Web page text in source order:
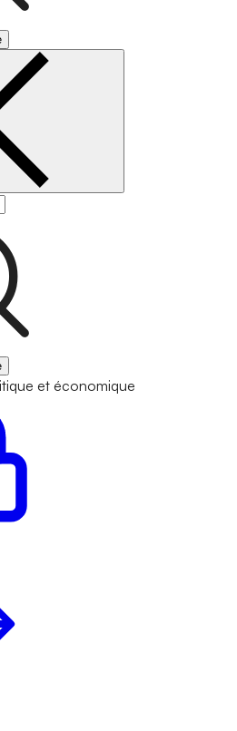
et économique